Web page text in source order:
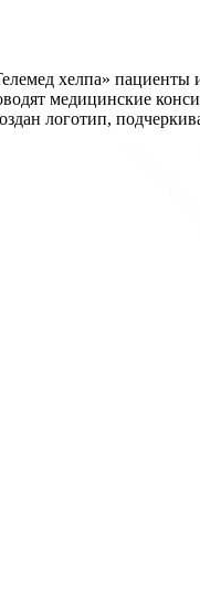
хелпа»
медицинские
логотип,